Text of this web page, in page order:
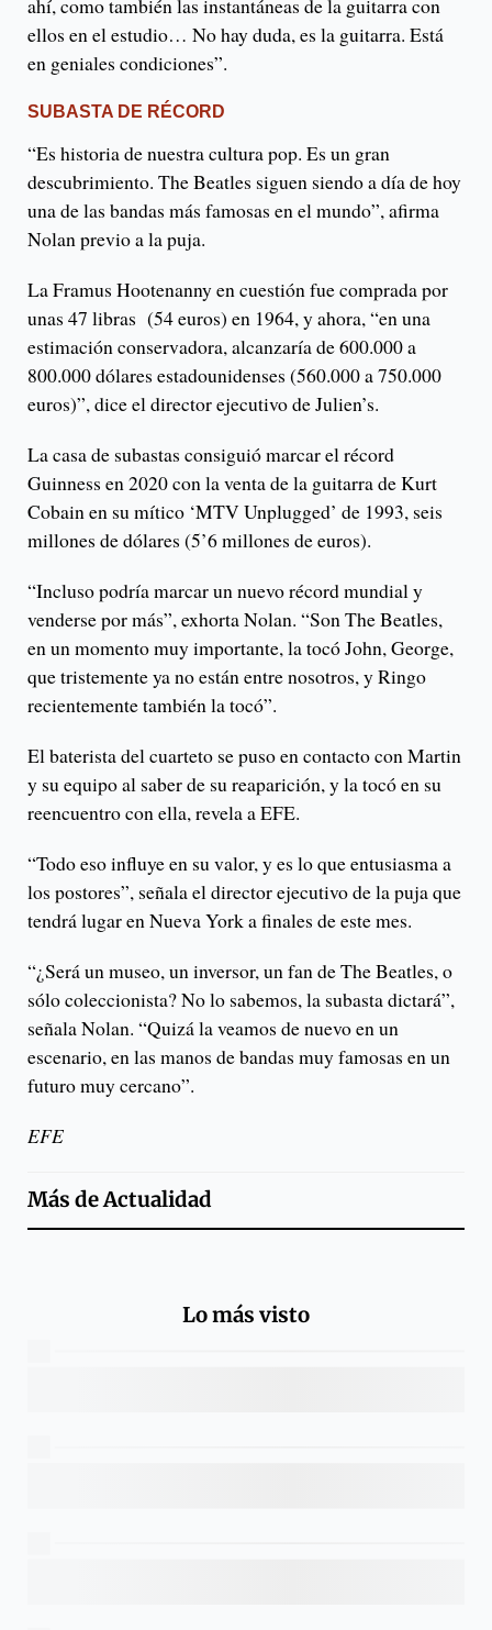
ahí, como también las instantáneas de la guitarra con
ellos en el estudio… No hay duda, es la guitarra. Está
en geniales condiciones”.
SUBASTA DE RÉCORD
“Es historia de nuestra cultura pop. Es un gran
descubrimiento. The Beatles siguen siendo a día de hoy
una de las bandas más famosas en el mundo”, afirma
Nolan previo a la puja.
La Framus Hootenanny en cuestión fue comprada por
unas 47 libras (54 euros) en 1964, y ahora, “en una
estimación conservadora, alcanzaría de 600.000 a
800.000 dólares estadounidenses (560.000 a 750.000
euros)”, dice el director ejecutivo de Julien’s.
La casa de subastas consiguió marcar el récord
Guinness en 2020 con la venta de la guitarra de Kurt
Cobain en su mítico ‘MTV Unplugged’ de 1993, seis
millones de dólares (5’6 millones de euros).
“Incluso podría marcar un nuevo récord mundial y
venderse por más”, exhorta Nolan. “Son The Beatles,
en un momento muy importante, la tocó John, George,
que tristemente ya no están entre nosotros, y Ringo
recientemente también la tocó”.
El baterista del cuarteto se puso en contacto con Martin
y su equipo al saber de su reaparición, y la tocó en su
reencuentro con ella, revela a EFE.
“Todo eso influye en su valor, y es lo que entusiasma a
los postores”, señala el director ejecutivo de la puja que
tendrá lugar en Nueva York a finales de este mes.
“¿Será un museo, un inversor, un fan de The Beatles, o
sólo coleccionista? No lo sabemos, la subasta dictará”,
señala Nolan. “Quizá la veamos de nuevo en un
escenario, en las manos de bandas muy famosas en un
futuro muy cercano”.
EFE
Más deActualidad
Lo más visto